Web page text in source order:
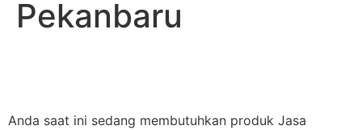
Pekanbaru
Anda saat ini sedang membutuhkan produk Jasa